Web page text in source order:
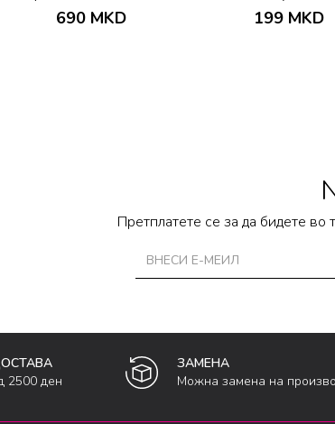
690 MKD 199 MKD
Претплатете се за да бидете во
2500 ден
ЗАМЕНА
Можна замена на